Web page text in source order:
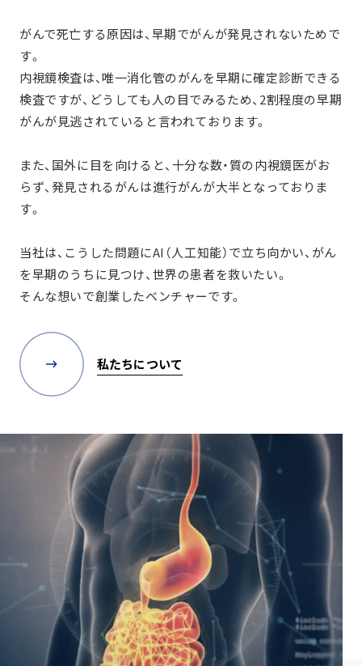
がんで死亡する原因は、早期でがんが発見されないためで
す。
内視鏡検査は、唯一消化管のがんを早期に確定診断できる
検査ですが、 どうしても人の目でみるため、2割程度の早期
がんが見逃されていると言われております。
また、国外に目を向けると、十分な数・質の内視鏡医がお
らず、発見されるがんは進行がんが大半となっておりま
す。
当社は、こうした問題にAI（人工知能）で立ち向かい、 がん
を早期のうちに見つけ、世界の患者を救いたい。
そんな想いで創業したベンチャーです。
私たちについて